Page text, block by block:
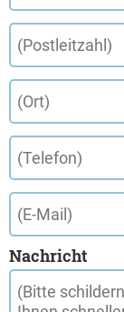
Nachricht